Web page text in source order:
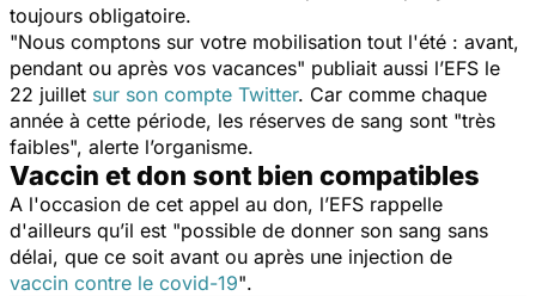
toujours obligatoire.
"Nous comptons sur votre mobilisation tout l'été : avant,
pendant ou après vos vacances" publiait aussi l’EFS le
22 juillet sur son compte Twitter. Car comme chaque
année à cette période, les réserves de sang sont "très
faibles", alerte l’organisme.
Vaccin et don sont bien compatibles
A l'occasion de cet appel au don, l’EFS rappelle
d'ailleurs qu’il est "possible de donner son sang sans
délai, que ce soit avant ou après une injection de
vaccin contre le covid-19".